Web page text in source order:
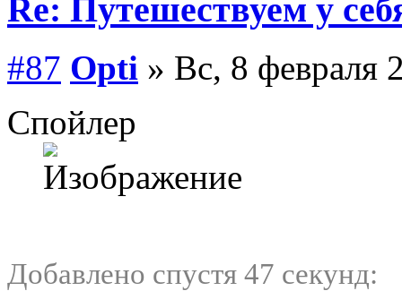
Re: Путешествуем у
#87 Opti » Вс, 8 февраля
Спойлер
Добавлено спустя 47 секунд: